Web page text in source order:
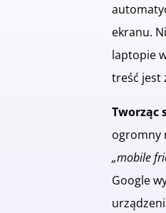
ekranu.
laptopie
treść jest
Tworząc
ogromny
„mobile
Google